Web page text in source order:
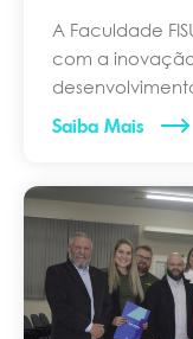
A Faculdade
com a
Saiba Mais